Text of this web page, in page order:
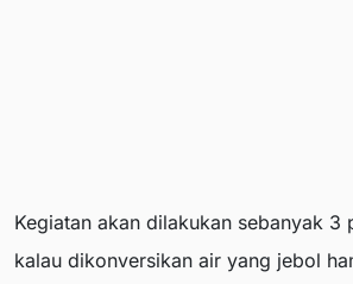
Kegiatan akan dilakukan sebanyak 3
kalau dikonversikan air yang jebol